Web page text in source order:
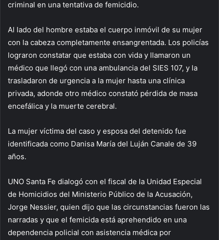
criminal en una tentativa de femicidio.
Al lado del hombre estaba el cuerpo inmóvil de su mujer
con la cabeza completamente ensangrentada. Los policías
lograron constatar que estaba con vida y llamaron un
médico que llegó con una ambulancia del SIES 107, y la
trasladaron de urgencia a la mujer hasta una clínica
privada, adonde otro médico constató pérdida de masa
encefálica y la muerte cerebral.
La mujer víctima del caso y esposa del detenido fue
identificada como Danisa María del Luján Canale de 39
años.
UNO Santa Fe dialogó con el fiscal de la Unidad Especial
de Homicidios del Ministerio Público de la Acusación,
Jorge Nessier, quien dijo que las circunstancias fueron las
narradas y que el femicida está aprehendido en una
dependencia policial con asistencia médica por